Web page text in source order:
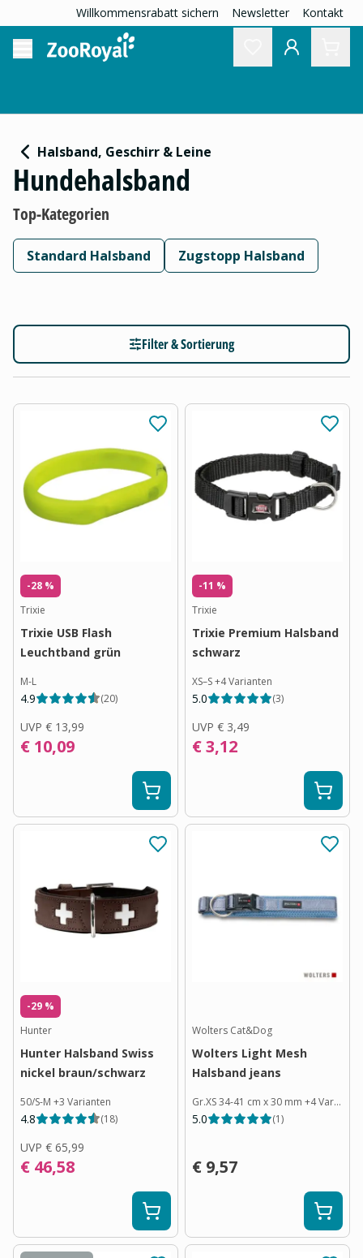
Willkommensrabatt sichern Newsletter Kontakt
Halsband, Geschirr & Leine
Hundehalsband
Top-Kategorien
Standard Halsband Zugstopp Halsband
Filter & Sortierung
-28 %
Trixie
Trixie USB Flash
Leuchtband grün
M-L
4.9 (20)
UVP € 13,99
€ 10,09
-11 %
Trixie
Trixie Premium Halsband
schwarz
XS–S+4Varianten
5.0 (3)
UVP € 3,49
€ 3,12
-29 %
Hunter
Hunter Halsband Swiss
nickel braun/schwarz
50/S-M +3 Varianten
4.8 (18)
UVP € 65,99
€ 46,58
Wolters Cat&Dog
Wolters Light Mesh
Halsband jeans
Gr.XS 34-41 cm x 30 mm +4Varianten
5.0 (1)
€ 9,57